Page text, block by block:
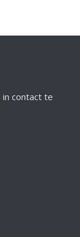
in contact te